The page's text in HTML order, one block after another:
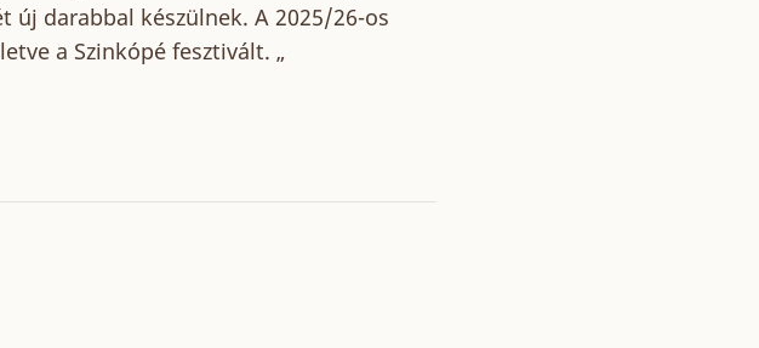
új darabbal készülnek. A 2025/26-os
a Szinkópé fesztivált. „